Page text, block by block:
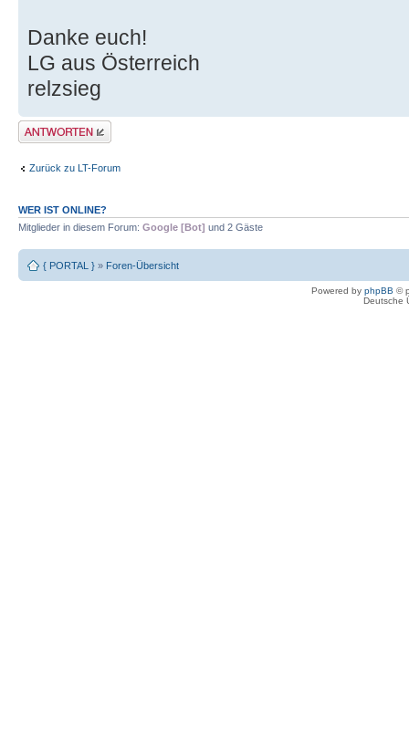
Danke euch!
LG aus Österreich
relzsieg
Antwort erstellen
Zurück zu LT-Forum
WER IST ONLINE?
Mitglieder in diesem Forum: Google [Bot] und 2 Gäste
{ PORTAL } » Foren-Übersicht
Powered by phpBB ©
Deutsche